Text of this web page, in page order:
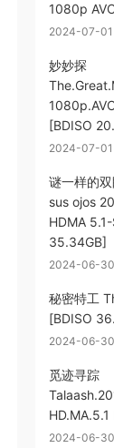
1080p
2024-07-01
妙妙探
[BDISO
2024-07-01
谜一样的
sus ojos
HDMA
35.34GB]
2024-06-30
秘密特工
[BDISO
2024-06-30
觅迹寻踪
2024-06-30